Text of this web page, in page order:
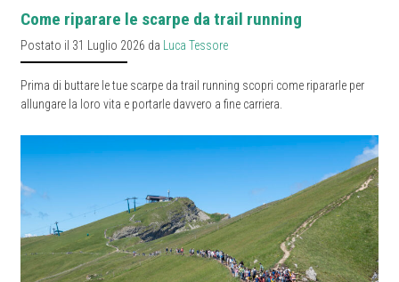
Come riparare le scarpe da trail running
Postato il 31 Luglio 2026 da Luca Tessore
Prima di buttare le tue scarpe da trail running scopri come ripararle per
allungare la loro vita e portarle davvero a fine carriera.